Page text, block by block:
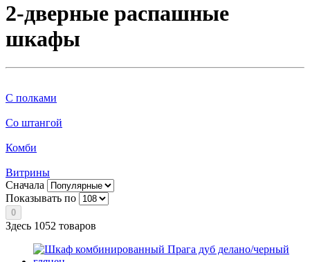
30 см 61см
Высота:
95см 260см
Цвет
Белый
еще... меньше
Поставщик
нет совпадений
ТД Андрей 428
2-дверные распашные
шкафы
С полками
Со штангой
Комби
Витрины
Сначала
Показывать по
0
Здесь 1052 товаров